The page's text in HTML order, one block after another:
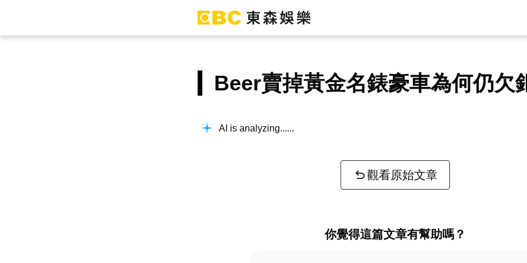
Beer賣掉黃金名錶豪車為何仍欠
AI is analyzing...
觀看原始文章
你覺得這篇文章有幫助嗎？